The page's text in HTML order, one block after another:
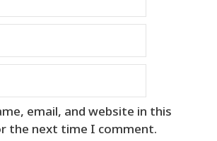
email, and website in this
the next time I comment.